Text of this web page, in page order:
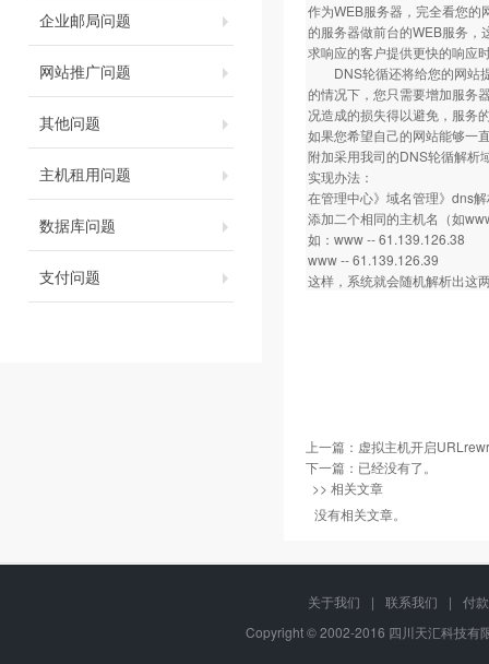
企业邮局问题
网站推广问题
其他问题
主机租用问题
数据库问题
支付问题
作为WEB服务器，完全看您的
的服务器做前台的WEB服务，
求响应的客户提供更快的响应
DNS轮循还将给您的网站提
的情况下，您只需要增加服务
况造成的损失得以避免，服务
如果您希望自己的网站能够一
附加采用我司的DNS轮循解析
实现办法：
在管理中心》域名管理》dns
添加二个相同的主机名（如
如：www -- 61.139.126.38
www -- 61.139.126.39
这样，系统就会随机解析出这
上一篇： 虚拟主机开启
下一篇：已经没有了。
>> 相关文章
没有相关文章。
关于我们 | 联系我们 |
付
Copyright © 2002-2016 四川天汇科技